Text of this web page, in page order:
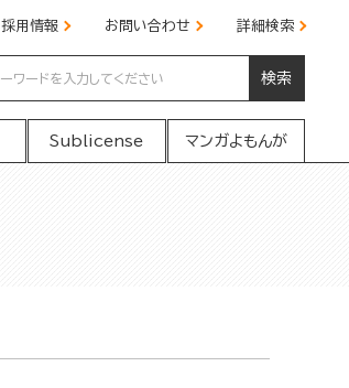
採用情報 お問い合わせ 詳細検索
検索
Sublicense マンガよもんが